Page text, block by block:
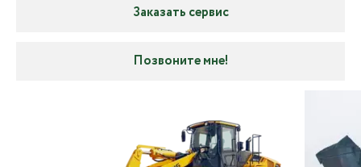
Заказать сервис
Позвоните мне!